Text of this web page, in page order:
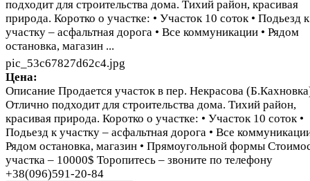
подходит для строительства дома. Тихий район, красивая
природа. Коротко о участке: • Участок 10 соток • Подьезд к
участку – асфальтная дорога • Все коммуникации • Рядом
остановка, магазин ...
pic_53c67827d62c4.jpg
Цена:
Описание Продается участок в пер. Некрасова
Отлично подходит для строительства дома. Тихий район,
красивая природа. Коротко о участке: • Участок 10 соток •
Подьезд к участку – асфальтная дорога • Все
Рядом остановка, магазин • Прямоугольной формы
участка – 10000$ Торопитесь – звоните по телефону
+38(096)591-20-84